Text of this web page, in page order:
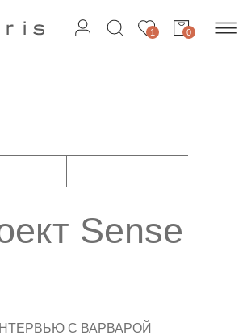
1
Sense
С ВАРВАРОЙ